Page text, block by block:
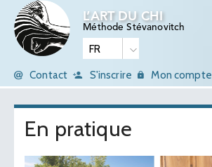
L’ART DU CHI
Méthode Stévanovitch
Contact S'inscrire Mon compte
En pratique